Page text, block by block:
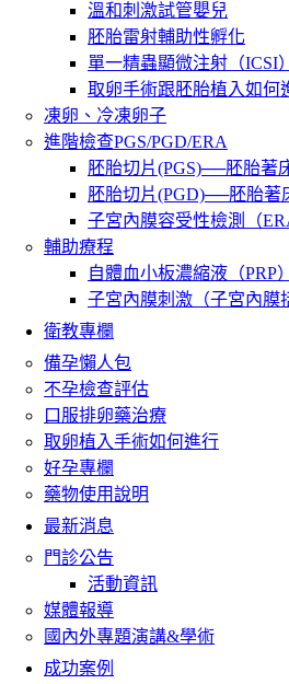
溫和刺激試管嬰兒
胚胎雷射輔助性孵化
單一精蟲顯微注射（ICSI）
取卵手術跟胚胎植入如何
凍卵、冷凍卵子
進階檢查PGS/PGD/ERA
胚胎切片(PGS)──胚胎著
胚胎切片(PGD)──胚胎著
子宮內膜容受性檢測（
輔助療程
自體血小板濃縮液（PRP）
子宮內膜刺激（子宮內膜
衛教專欄
備孕懶人包
不孕檢查評估
口服排卵藥治療
取卵植入手術如何進行
好孕專欄
藥物使用說明
最新消息
門診公告
活動資訊
媒體報導
國內外專題演講&學術
成功案例